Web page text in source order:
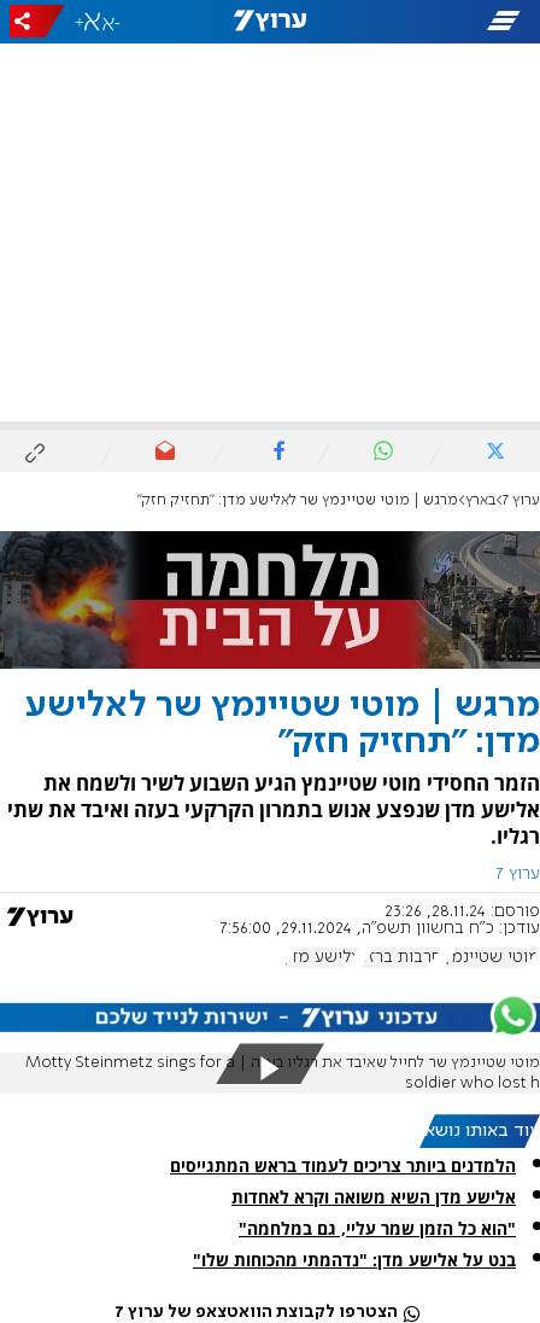
-
+
ערוץ 7 בארץ מרגש | מוטי שטיינמץ שר לאלישע מדן: "תחזיק חזק"
מרגש | מוטי שטיינמץ שר לאלישע
מדן: "תחזיק חזק"
הזמר החסידי מוטי שטיינמץ הגיע השבוע לשיר ולשמח את
אלישע מדן שנפצע אנוש בתמרון הקרקעי בעזה ואיבד את שתי
רגליו.
ערוץ 7
פורסם: 28.11.24, 23:26
עודכן: כ"ח בחשוון תשפ"ה, 29.11.2024, 7:56:00
מוטי שטיינמץ
חרבות ברזל אלישע מדן
מוטי שטיינמץ שר לחייל שאיבד את רגליו בעזה | Motty Steinmetz sings for a
soldier who lost h
עוד באותו נושא:
הלמדנים ביותר צריכים לעמוד בראש המתגייסים
אלישע מדן השיא משואה וקרא לאחדות
"הוא כל הזמן שמר עליי, גם במלחמה"
בנט על אלישע מדן: "נדהמתי מהכוחות שלו"
הצטרפו לקבוצת הוואטצאפ של ערוץ 7